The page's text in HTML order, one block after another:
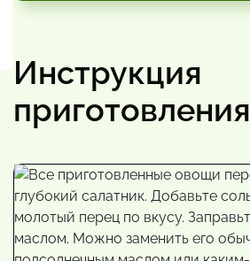
Инструкция
приготовления